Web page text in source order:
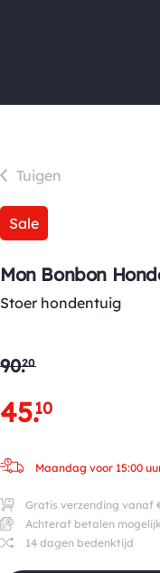
Tuigen
Sale
Mon Bonbon
Stoer hondentuig
90.20
45.10
Maandag voor 15:00
Gratis verzending vanaf
Achteraf betalen mogelijk
14 dagen bedenktijd